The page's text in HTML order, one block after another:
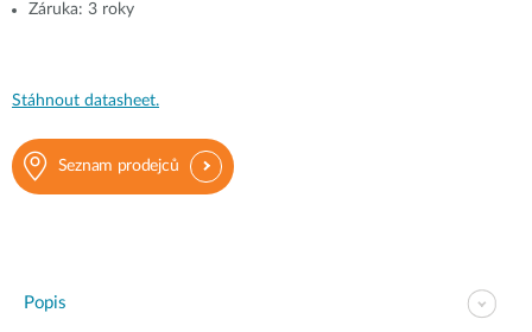
Záruka: 3 roky
Stáhnout datasheet.
Seznam prodejců
Popis